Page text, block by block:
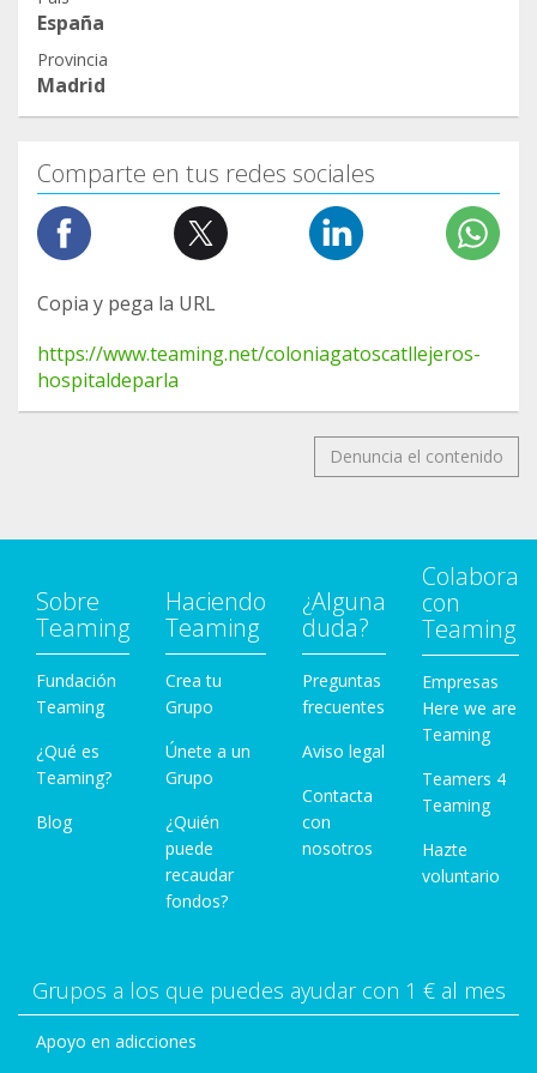
España
Provincia
Madrid
Comparte en tus redes sociales
Copia y pega la URL
https://www.teaming.net/coloniagatoscatllejeros-
hospitaldeparla
Denuncia el contenido
Sobre
Teaming
Fundación
Teaming
¿Qué es
Teaming?
Blog
Haciendo
Teaming
Crea tu
Grupo
Únete a un
Grupo
¿Quién
puede
recaudar
fondos?
¿Alguna
duda?
Preguntas
frecuentes
Aviso legal
Contacta
con
nosotros
Colabora
con
Teaming
Empresas
Here we are
Teaming
Teamers 4
Teaming
Hazte
voluntario
Grupos a los que puedes ayudar con 1 € al mes
Apoyo en adicciones